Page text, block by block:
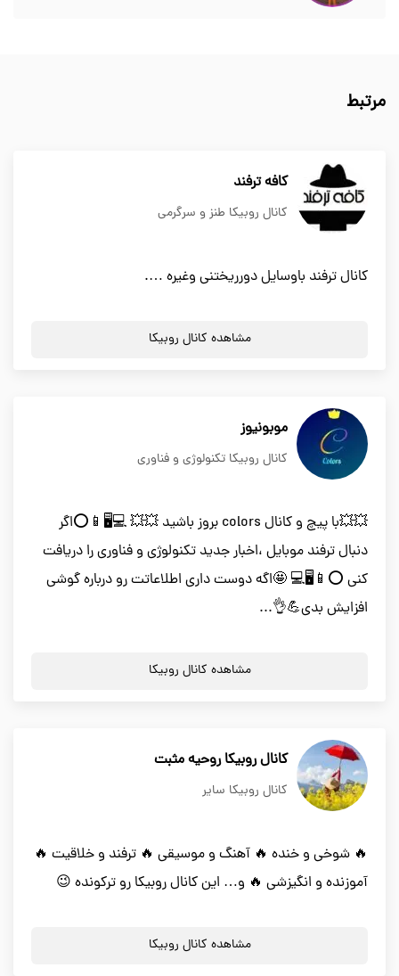
مرتبط
کافه ترفند
کانال روبیکا طنز و سرگرمی
کانال ترفند باوسایل دورریختنی وغیره ….
مشاهده کانال روبیکا
موبونیوز
کانال روبیکا تکنولوژی و فناوری
💥💥با پیچ و کانال colors بروز باشید 💥💥 💻🖥📱⭕اگر
دنبال ترفند موبایل ،اخبار جدید تکنولوژی و فناوری را دریافت
کنی ⭕📱🖥💻 🤩اگه دوست داری اطلاعاتت رو درباره گوشی
افزایش بدی💪👌...
مشاهده کانال روبیکا
کانال روبیکا روحیه مثبت
کانال روبیکا سایر
🔥 شوخی و خنده 🔥 آهنگ و موسیقی 🔥 ترفند و خلاقیت 🔥
آموزنده و انگیزشی 🔥 و… این کانال روبیکا رو ترکونده 😉
مشاهده کانال روبیکا